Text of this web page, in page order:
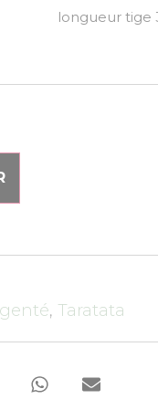
longueur tige
, Taratata